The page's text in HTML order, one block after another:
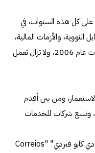
كل هذه السنوات، في
والأزمات المالية،
وقد اشترتها مجموعة "تاكاماتسو" للإنشاءات عام 2006، ولا تزال تعمل
ومن بين أقدم
القارة 11 شركة نقل، وتسع شركات للخدمات
ولا تزال شركة الخدمات البريدية "كوريوس دي كابو فيردي" "Correios